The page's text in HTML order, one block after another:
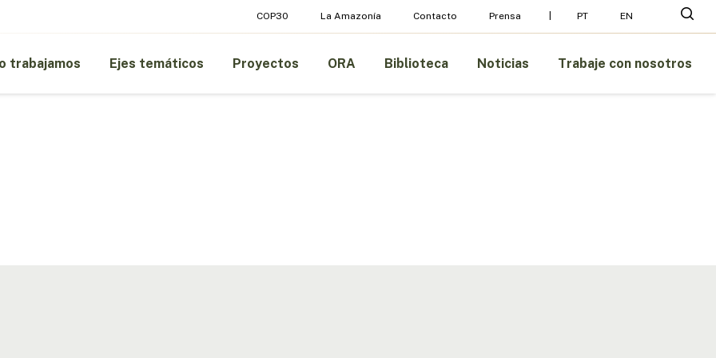
COP30 La Amazonía Contacto Prensa PT EN
trabajamos Ejes temáticos Proyectos ORA Biblioteca Noticias Trabaje con nosotros
Menu